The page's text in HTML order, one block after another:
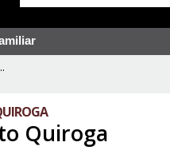
Quiroga